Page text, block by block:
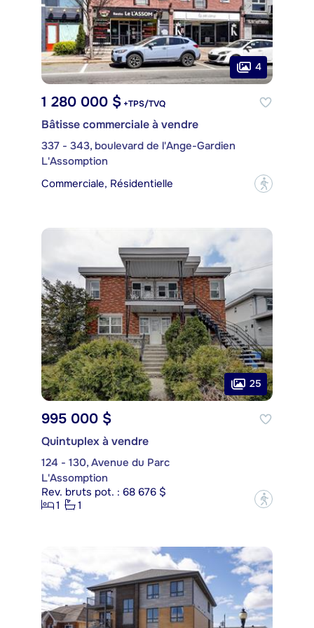
4
1 280 000 $ +TPS/TVQ
Bâtisse commerciale à vendre
337 - 343, boulevard de l'Ange-Gardien
L'Assomption
Commerciale, Résidentielle
?
25
995 000 $
Quintuplex à vendre
124 - 130, Avenue du Parc
L'Assomption
Rev. bruts pot. : 68 676 $
1
1 ?